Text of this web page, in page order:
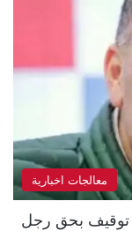
معالجات اخبارية
توقيف بحق رجل